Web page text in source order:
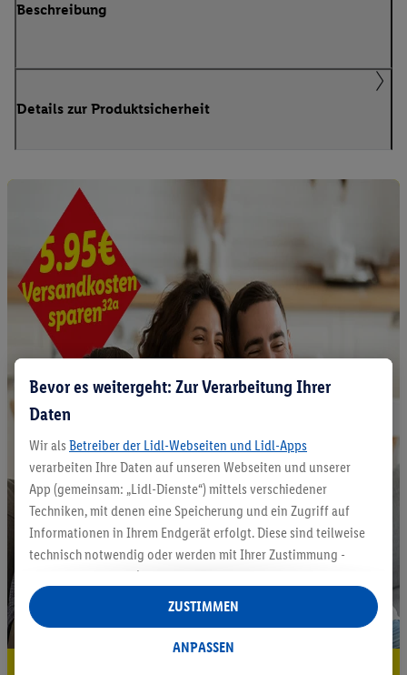
Beschreibung
Details zur Produktsicherheit
Bevor es weitergeht: Zur Verarbeitung Ihrer
Daten
Wir als Betreiber der Lidl-Webseiten und Lidl-Apps
verarbeiten Ihre Daten auf unseren Webseiten und unserer
App (gemeinsam: „Lidl-Dienste“) mittels verschiedener
Techniken, mit denen eine Speicherung und ein Zugriff auf
Informationen in Ihrem Endgerät erfolgt. Diese sind teilweise
technisch notwendig oder werden mit Ihrer Zustimmung -
auch durch Partner (u.a.
Verantwortliche; im Zusammenhang mit dem IAB TCF
insgesamt
Statistik-Erstellung oder für personalisierte Werbung
ANPASSEN
ZUSTIMMEN